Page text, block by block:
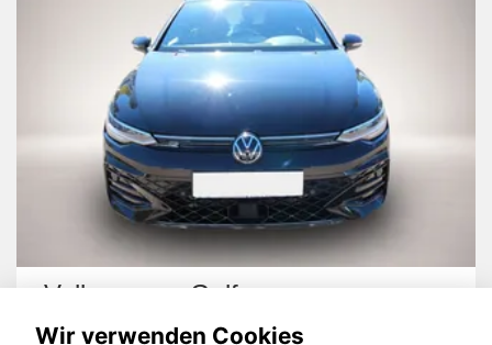
Volkswagen Golf
Wir verwenden Cookies